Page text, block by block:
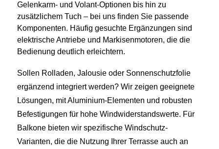
Gelenkarm- und Volant-Optionen bis hin zu
zusätzlichem Tuch – bei uns finden Sie passende
Komponenten. Häufig gesuchte Ergänzungen sind
elektrische Antriebe und Markisenmotoren, die die
Bedienung deutlich erleichtern.
Sollen Rolladen, Jalousie oder Sonnenschutzfolie
ergänzend integriert werden? Wir zeigen geeignete
Lösungen, mit Aluminium-Elementen und robusten
Befestigungen für hohe Windwiderstandswerte. Für
Balkone bieten wir spezifische Windschutz-
Varianten, die die Nutzung Ihrer Terrasse auch an